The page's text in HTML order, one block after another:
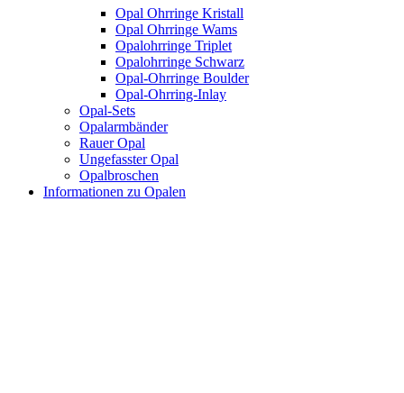
Opal Ohrringe Kristall
Opal Ohrringe Wams
Opalohrringe Triplet
Opalohrringe Schwarz
Opal-Ohrringe Boulder
Opal-Ohrring-Inlay
Opal-Sets
Opalarmbänder
Rauer Opal
Ungefasster Opal
Opalbroschen
Informationen zu Opalen